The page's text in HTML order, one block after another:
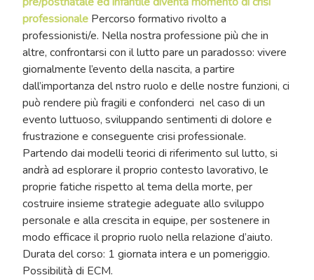
professionale Percorso formativo rivolto a
professionisti/e. Nella nostra professione più che in
altre, confrontarsi con il lutto pare un paradosso: vivere
giornalmente l’evento della nascita, a partire
dall’importanza del nstro ruolo e delle nostre funzioni, ci
può rendere più fragili e confonderci nel caso di un
evento luttuoso, sviluppando sentimenti di dolore e
frustrazione e conseguente crisi professionale.
Partendo dai modelli teorici di riferimento sul lutto, si
andrà ad esplorare il proprio contesto lavorativo, le
proprie fatiche rispetto al tema della morte, per
costruire insieme strategie adeguate allo sviluppo
personale e alla crescita in equipe, per sostenere in
modo efficace il proprio ruolo nella relazione d’aiuto.
Durata del corso: 1 giornata intera e un pomeriggio.
Possibilità di ECM.